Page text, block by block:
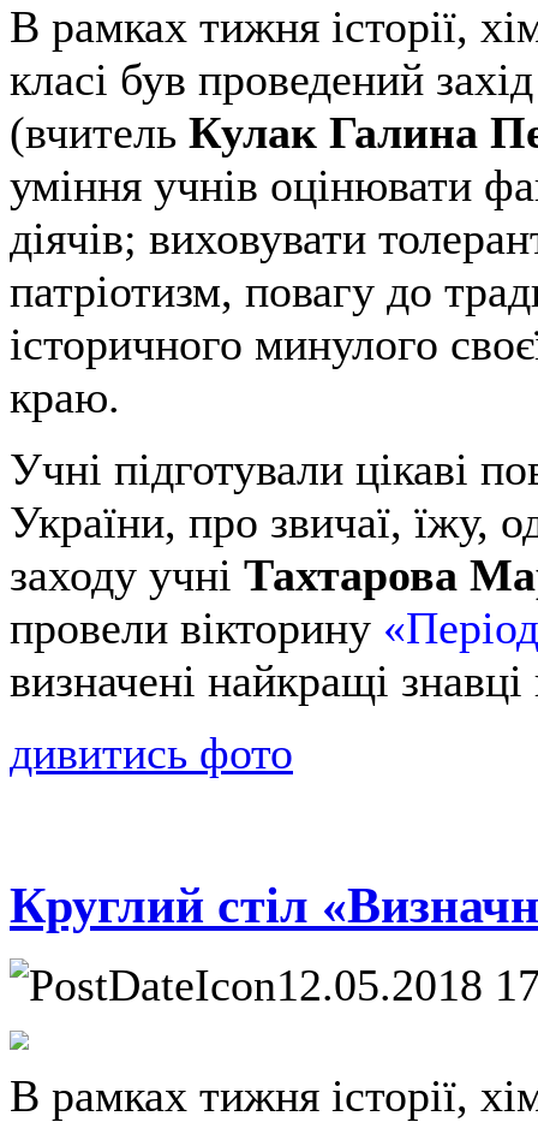
В рамках тижня історії,
класі був проведений
(вчитель Кулак Галина
уміння учнів оцінювати
діячів; виховувати
патріотизм, повагу до
історичного минулого
краю.
Учні підготували цікаві
України, про звичаї, їжу,
заходу учні Тахтарова
провели вікторину
визначені найкращі знавці
дивитись фото
Круглий стіл
12.05.2018
В рамках тижня історії,